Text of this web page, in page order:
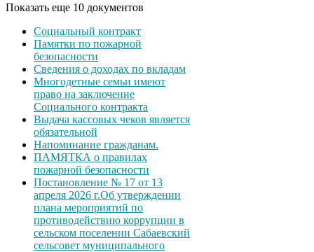
Показать еще 10 документов
Социальный контракт
Памятки по пожарной
безопасности
Сведения о доходах по вкладам
Многодетные семьи имеют
право на заключение
Социального контракта
Выдача кассовых чеков является
обязательной
Напоминание гражданам.
ПАМЯТКА о правилах
пожарной безопасности
Постановление № 17 от 13
апреля 2026 г.Об утверждении
плана мероприятий по
противодействию коррупции в
сельском поселении Сабаевский
сельсовет муниципального